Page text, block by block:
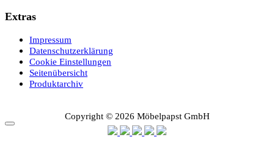
Extras
Impressum
Datenschutzerklärung
Cookie Einstellungen
Seitenübersicht
Produktarchiv
Copyright © 2026 Möbelpapst GmbH